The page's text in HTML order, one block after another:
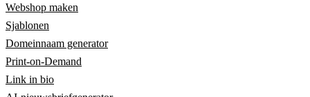
Webshop maken
Sjablonen
Domeinnaam generator
Print-on-Demand
Link in bio